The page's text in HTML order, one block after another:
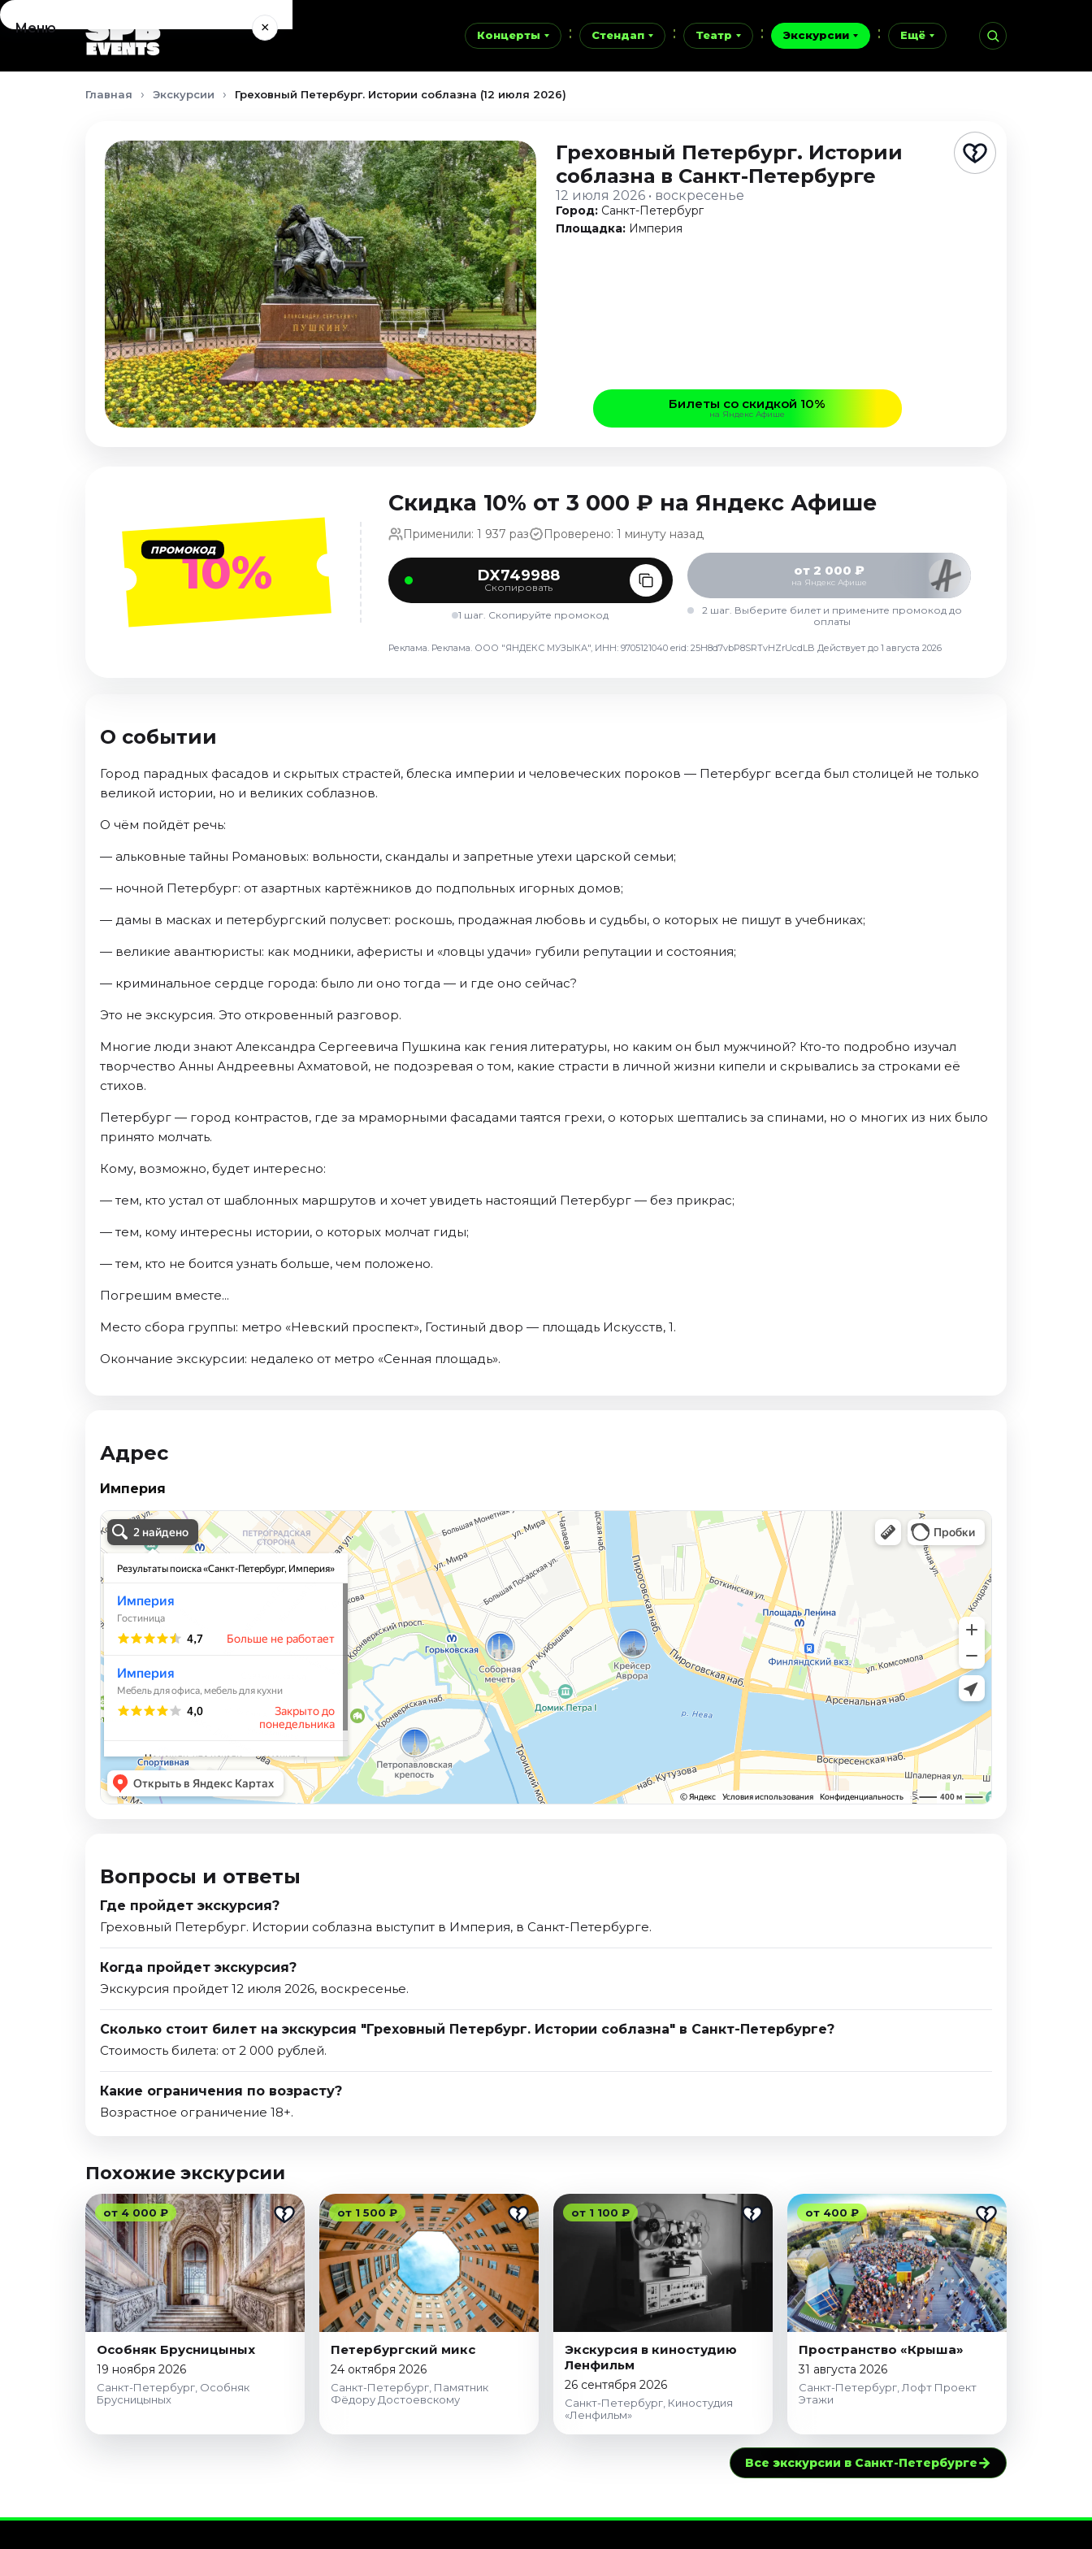
Концерты Стендап Театр Экскурсии Ещё
Меню ×
Концерты
Август 2026
Декабрь 2026
Сентябрь 2026
Декабрь 2026
Декабрь 2026
Главная Экскурсии Греховный Петербург. Истории соблазна (12 июля 2026)
Греховный Петербург. Истории
соблазна в Санкт-Петербурге
12 июля 2026 • воскресенье
Город: Санкт-Петербург
Площадка: Империя
Билеты со скидкой 10%
на Яндекс Афише
ПРОМОКОД10%
Скидка 10% от 3 000 ₽ на Яндекс Афише
Применили: 1 937 раз Проверено: 1 минуту назад
DX749988
Скопировать
1 шаг. Скопируйте промокод
от 2 000 ₽
на Яндекс Афише
2 шаг. Выберите билет и примените промокод до
оплаты
Реклама. Реклама. ООО "ЯНДЕКС МУЗЫКА", ИНН: 9705121040 erid: 25H8d7vbP8SRTvHZrUcdLB Действует до 1 августа 2026
О событии
Город парадных фасадов и скрытых страстей, блеска империи и человеческих пороков — Петербург всегда был столицей не только
великой истории, но и великих соблазнов.
О чём пойдёт речь:
— альковные тайны Романовых: вольности, скандалы и запретные утехи царской семьи;
— ночной Петербург: от азартных картёжников до подпольных игорных домов;
— дамы в масках и петербургский полусвет: роскошь, продажная любовь и судьбы, о которых не пишут в учебниках;
— великие авантюристы: как модники, аферисты и «ловцы удачи» губили репутации и состояния;
— криминальное сердце города: было ли оно тогда — и где оно сейчас?
Это не экскурсия. Это откровенный разговор.
Многие люди знают Александра Сергеевича Пушкина как гения литературы, но каким он был мужчиной? Кто-то подробно изучал
творчество Анны Андреевны Ахматовой, не подозревая о том, какие страсти в личной жизни кипели и скрывались за строками её
стихов.
Петербург — город контрастов, где за мраморными фасадами таятся грехи, о которых шептались за спинами, но о многих из них было
принято молчать.
Кому, возможно, будет интересно:
— тем, кто устал от шаблонных маршрутов и хочет увидеть настоящий Петербург — без прикрас;
— тем, кому интересны истории, о которых молчат гиды;
— тем, кто не боится узнать больше, чем положено.
Погрешим вместе...
Место сбора группы: метро «Невский проспект», Гостиный двор — площадь Искусств, 1.
Окончание экскурсии: недалеко от метро «Сенная площадь».
Адрес
Империя
Вопросы и ответы
Где пройдет экскурсия?
Греховный Петербург. Истории соблазна выступит в Империя, в Санкт-Петербурге.
Когда пройдет экскурсия?
Экскурсия пройдет 12 июля 2026, воскресенье.
Сколько стоит билет на экскурсия "Греховный Петербург. Истории соблазна" в Санкт-Петербурге?
Стоимость билета: от 2 000 рублей.
Какие ограничения по возрасту?
Возрастное ограничение 18+.
Похожие экскурсии
от 4 000 ₽
Особняк Брусницыных
19 ноября 2026
Санкт-Петербург, Особняк
Брусницыных
от 1 500 ₽
Петербургский микс
24 октября 2026
Санкт-Петербург, Памятник
Фёдору Достоевскому
от 1 100 ₽
Экскурсия в киностудию
Ленфильм
26 сентября 2026
Санкт-Петербург, Киностудия
«Ленфильм»
от 400 ₽
Пространство «Крыша»
31 августа 2026
Санкт-Петербург, Лофт Проект
Этажи
Все экскурсии в Санкт-Петербурге→